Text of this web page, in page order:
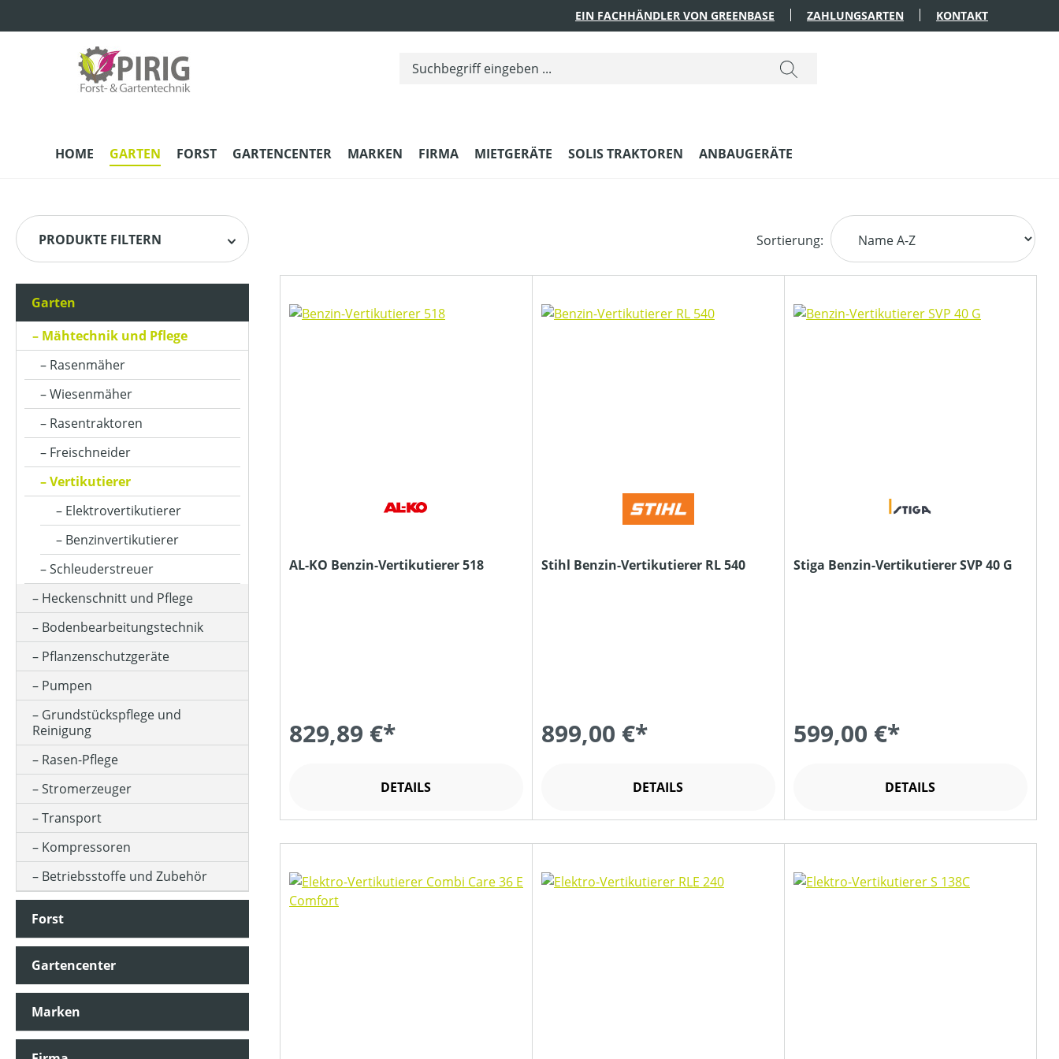
EIN FACHHÄNDLER VON GREENBASE ZAHLUNGSARTEN KONTAKT
HOME GARTEN FORST GARTENCENTER MARKEN FIRMA MIETGERÄTE SOLIS TRAKTOREN ANBAUGERÄTE
PRODUKTE FILTERN
HERSTELLER
ARBEITSBREITE (IN CM)
ARBEITSSTUFENANZAHL
ARBEITSTIEFE (IN MM)
BETRIEBSART
FANGSACKVOLUMEN MAX (IN L)
FARBE (GERÄT)
FLÄCHENLEISTUNG MAX (IN M²)
HUBRAUM (IN CM³)
KLASSIFIZIERUNG
MATERIALART
MESSERANZAHL
MOTORLEISTUNG (IN PS)
MOTORLEISTUNG (IN UMDREHUNGEN/MIN)
Garten
Mähtechnik und Pflege
Rasenmäher
Wiesenmäher
Rasentraktoren
Freischneider
Vertikutierer
Elektrovertikutierer
Benzinvertikutierer
Schleuderstreuer
Heckenschnitt und Pflege
Bodenbearbeitungstechnik
Pflanzenschutzgeräte
Pumpen
Grundstückspflege und
Reinigung
Rasen-Pflege
Stromerzeuger
Transport
Kompressoren
Betriebsstoffe und Zubehör
Forst
Gartencenter
Marken
Sortierung:
AL-KO Benzin-Vertikutierer 518
829,89 €*
DETAILS
Stihl Benzin-Vertikutierer RL 540
899,00 €*
DETAILS
Stiga Benzin-Vertikutierer SVP 40 G
599,00 €*
DETAILS